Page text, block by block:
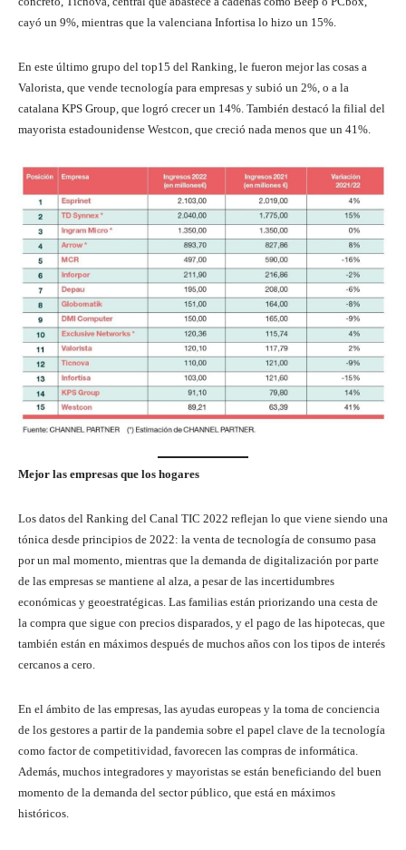
cayó un 9%, mientras que la valenciana Infortisa lo hizo un 15%.
En este último grupo del top15 del Ranking, le fueron mejor las cosas a
Valorista, que vende tecnología para empresas y subió un 2%, o a la
catalana KPS Group, que logró crecer un 14%. También destacó la filial del
mayorista estadounidense Westcon, que creció nada menos que un 41%.
Mejor las empresas que los hogares
Los datos del Ranking del Canal TIC 2022 reflejan lo que viene siendo una
tónica desde principios de 2022: la venta de tecnología de consumo pasa
por un mal momento, mientras que la demanda de digitalización por parte
de las empresas se mantiene al alza, a pesar de las incertidumbres
económicas y geoestratégicas. Las familias están priorizando una cesta de
la compra que sigue con precios disparados, y el pago de las hipotecas, que
también están en máximos después de muchos años con los tipos de interés
cercanos a cero.
En el ámbito de las empresas, las ayudas europeas y la toma de conciencia
de los gestores a partir de la pandemia sobre el papel clave de la tecnología
como factor de competitividad, favorecen las compras de informática.
Además, muchos integradores y mayoristas se están beneficiando del buen
momento de la demanda del sector público, que está en máximos
históricos.